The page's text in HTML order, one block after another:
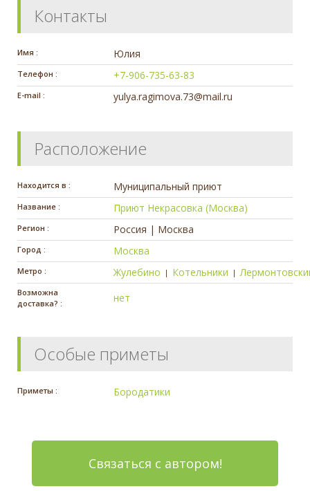
Контакты
Имя : Юлия
Телефон : +7-906-735-63-83
E-mail : yulya.ragimova.73@mail.ru
Расположение
Находится в : Муниципальный приют
Название : Приют Некрасовка (Москва)
Регион : Россия | Москва
Город : Москва
Метро : Жулебино | Котельники |
Возможна
доставка? :
нет
Особые приметы
Приметы : Бородатики
Связаться с автором!